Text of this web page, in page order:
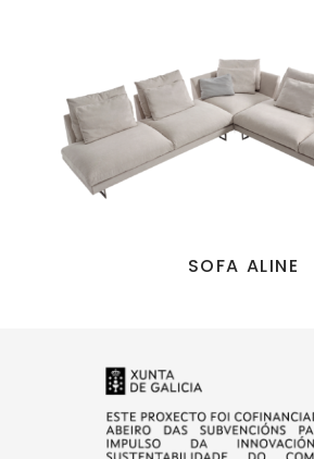
SOFA ALINE